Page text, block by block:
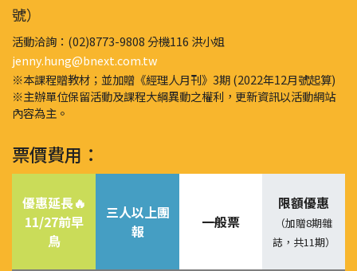
號）
活動洽詢：(02)8773-9808 分機116 洪小姐
jenny.hung@bnext.com.tw
※本課程贈教材；並加贈《經理人月刊》3期 (2022年12月號起算)
※主辦單位保留活動及課程大綱異動之權利，更新資訊以活動網站
內容為主。
票價費用：
優惠延長🔥
11/27前早
鳥
三人以上團
報
一般票
限額優惠
（加贈8期雜
誌，共11期）